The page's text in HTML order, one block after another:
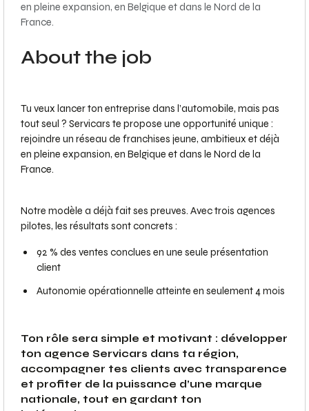
en pleine expansion, en Belgique et dans le Nord de la
France.
About the job
Tu veux lancer ton entreprise dans l’automobile, mais pas
tout seul ? Servicars te propose une opportunité unique :
rejoindre un réseau de franchises jeune, ambitieux et déjà
en pleine expansion, en Belgique et dans le Nord de la
France.
Notre modèle a déjà fait ses preuves. Avec trois agences
pilotes, les résultats sont concrets :
92 % des ventes conclues en une seule présentation
client
Autonomie opérationnelle atteinte en seulement 4 mois
Ton rôle sera simple et motivant : développer
ton agence Servicars dans ta région,
accompagner tes clients avec transparence
et profiter de la puissance d’une marque
nationale, tout en gardant ton